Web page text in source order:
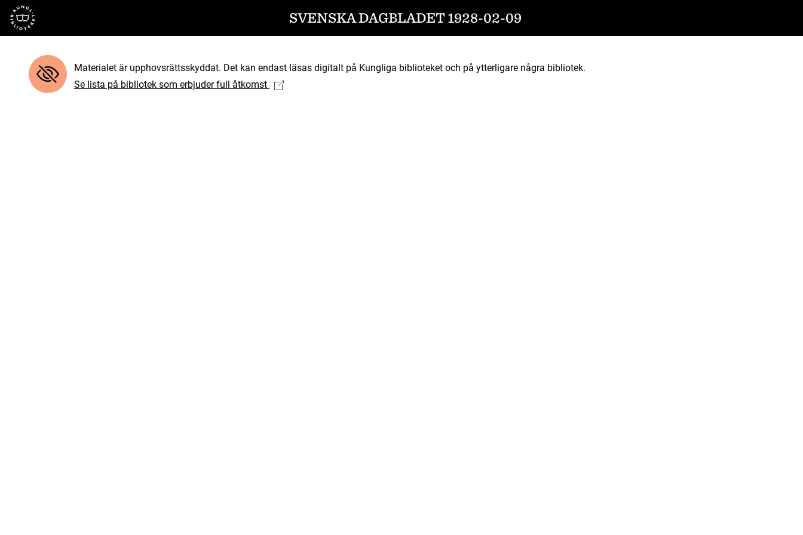
Till startsidan SVENSKA DAGBLADET 1928-02-09
Materialet är upphovsrättsskyddat. Det kan endast läsas digitalt på Kungliga biblioteket och på ytterligare några bibliotek.
Se lista på bibliotek som erbjuder full åtkomst